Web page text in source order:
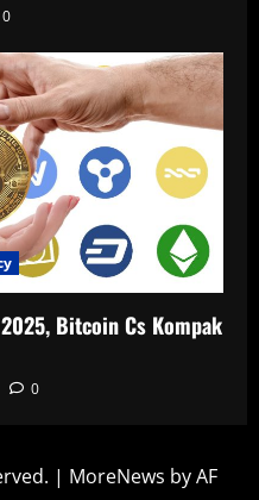
0
Bitcoin Cs Kompak
0
| MoreNews by AF